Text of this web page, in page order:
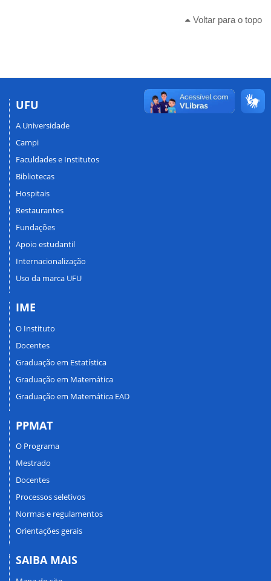
Voltar para o topo
UFU
A Universidade
Campi
Faculdades e Institutos
Bibliotecas
Hospitais
Restaurantes
Fundações
Apoio estudantil
Internacionalização
Uso da marca UFU
IME
O Instituto
Docentes
Graduação em Estatística
Graduação em Matemática
Graduação em Matemática EAD
PPMAT
O Programa
Mestrado
Docentes
Processos seletivos
Normas e regulamentos
Orientações gerais
SAIBA MAIS